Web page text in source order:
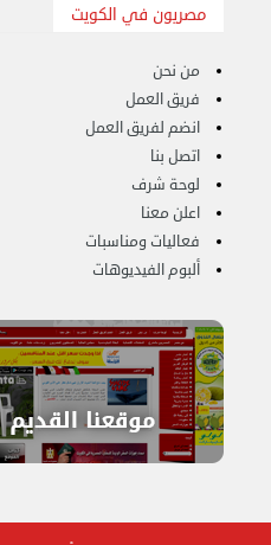
هاف لوري لتوصيل ونقل العفش 65818808
الخميس 14 سبتمبر 2023 03:06 م
مصريون في الكويت
من نحن
فريق العمل
انضم لفريق العمل
اتصل بنا
لوحة شرف
اعلن معنا
فعاليات ومناسبات
ألبوم الفيديوهات